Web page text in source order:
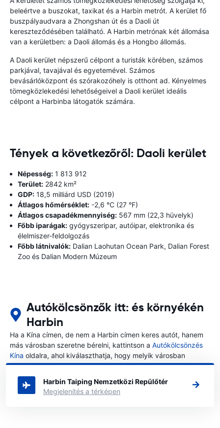
beleértve a buszokat, taxikat és a Harbin metrót. A kerület fő
buszpályaudvara a Zhongshan út és a Daoli út
kereszteződésében található. A Harbin metrónak két állomása
van a kerületben: a Daoli állomás és a Hongbo állomás.
A Daoli kerület népszerű célpont a turisták körében, számos
parkjával, tavajával és egyetemével. Számos
bevásárlóközpont és szórakozóhely is otthont ad. Kényelmes
tömegközlekedési lehetőségeivel a Daoli kerület ideális
célpont a Harbinba látogatók számára.
Tények a következőről: Daoli kerület
Népesség: 1 813 912
Terület: 2842 km²
GDP: 18,5 milliárd USD (2019)
Átlagos hőmérséklet: -2,6 °C (27 °F)
Átlagos csapadékmennyiség: 567 mm (22,3 hüvelyk)
Főbb iparágak: gyógyszeripar, autóipar, elektronika és
élelmiszer-feldolgozás
Főbb látnivalók: Dalian Laohutan Ocean Park, Dalian Forest
Zoo és Dalian Modern Múzeum
Autókölcsönzők itt: és környékén
Harbin
Ha a Kína címen, de nem a Harbin címen keres autót, hanem
más városban szeretne bérelni, kattintson a Autókölcsönzés
Kína oldalra, ahol kiválaszthatja, hogy melyik városban
szeretne autót bérelni a Kína címen.
Harbin Taiping Nemzetközi Repülőtér
Megjelenítés a térképen